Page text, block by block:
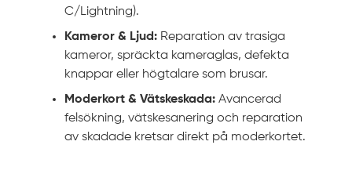
C/Lightning).
Kameror & Ljud: Reparation av trasiga
kameror, spräckta kameraglas, defekta
knappar eller högtalare som brusar.
Moderkort & Vätskeskada: Avancerad
felsökning, vätskesanering och reparation
av skadade kretsar direkt på moderkortet.